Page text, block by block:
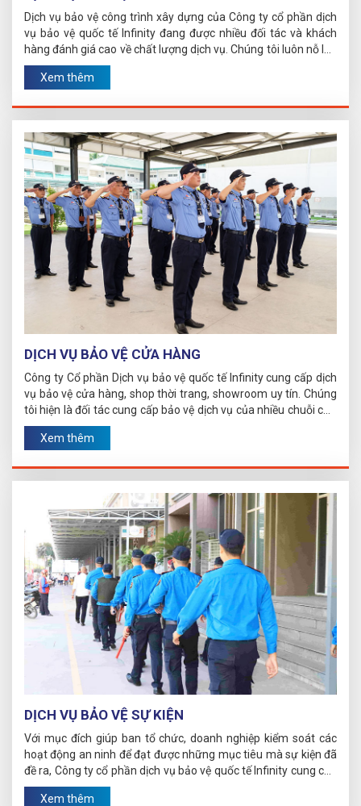
Dịch vụ bảo vệ công trình xây dựng của Công ty cổ phần dịch
vụ bảo vệ quốc tế Infinity đang được nhiều đối tác và khách
hàng đánh giá cao về chất lượng dịch vụ. Chúng tôi luôn nỗ lực
không ngừng để mang tới sự hài lòng cho các nhà đầu tư.
Xem thêm
DỊCH VỤ BẢO VỆ CỬA HÀNG
Công ty Cổ phần Dịch vụ bảo vệ quốc tế Infinity cung cấp dịch
vụ bảo vệ cửa hàng, shop thời trang, showroom uy tín. Chúng
tôi hiện là đối tác cung cấp bảo vệ dịch vụ của nhiều chuỗi cửa
hàng, showroom...
Xem thêm
DỊCH VỤ BẢO VỆ SỰ KIỆN
Với mục đích giúp ban tổ chức, doanh nghiệp kiểm soát các
hoạt động an ninh để đạt được những mục tiêu mà sự kiện đã
đề ra, Công ty cổ phần dịch vụ bảo vệ quốc tế Infinity cung cấp
dịch vụ bảo vệ sự kiện tại Hà Nội và các tỉnh thành.
Xem thêm